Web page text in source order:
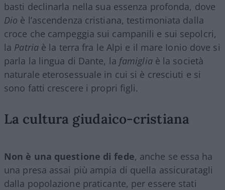
basti declinarla nella sua essenza profonda, dove
Dio è l’ascendenza cristiana, testimoniata dalla
croce che campeggia sui campanili e sui sepolcri,
la Patriaè la terra fra le Alpi e il mare Ionio dove si
parla la lingua di Dante, la famigliaè la società
naturale eterosessuale in cui si è cresciuti e si
sono fatti crescere i propri figli.
La cultura giudaico-cristiana
Non è una questione di fede, anche se essa ha
una presa assai più ampia di quella assicuratagli
dalla popolazione praticante, per essere stati